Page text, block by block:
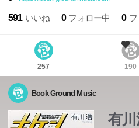
591 いいね 0 フォロー中 0
257 190
Book Ground Music
有